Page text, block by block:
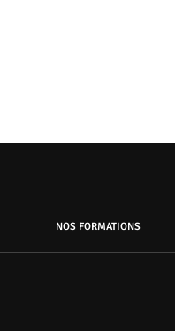
NOS FORMATIONS